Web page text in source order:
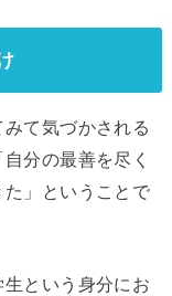
て気づかされる
分の最善を尽く
」ということで
という身分にお